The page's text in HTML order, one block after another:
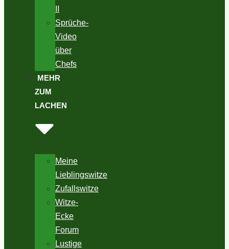
Sprüche-
Video
über
Chefs
MEHR
ZUM
LACHEN
Meine
Lieblingswitze
Zufallswitze
Witze-
Ecke
Forum
Lustige